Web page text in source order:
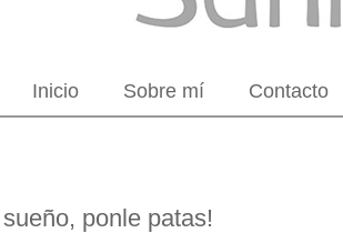
Inicio Sobre mí Contacto
ponle patas!